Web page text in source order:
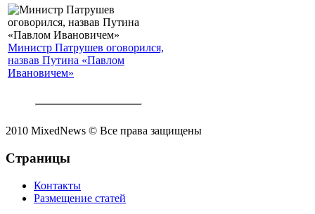
Министр Патрушев оговорился,
назвав Путина «Павлом
Ивановичем»
2010 MixedNews © Все права защищены
Страницы
Контакты
Размещение статей